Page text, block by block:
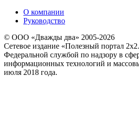
О компании
Руководство
© ООО «Дважды два» 2005-2026
Сетевое издание «Полезный портал
Федеральной службой по надзору в
информационных технологий и
июля 2018 года.